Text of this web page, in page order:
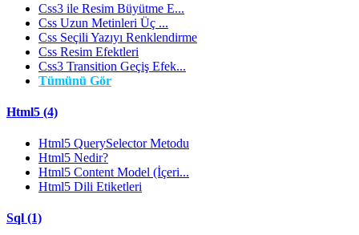
Css3 ile Resim Büyütme E...
Css Uzun Metinleri Üç ...
Css Seçili Yazıyı Renklendirme
Css Resim Efektleri
Css3 Transition Geçiş Efek...
Tümünü Gör
Html5 (4)
Html5 QuerySelector Metodu
Html5 Nedir?
Html5 Content Model (İçeri...
Html5 Dili Etiketleri
Sql (1)